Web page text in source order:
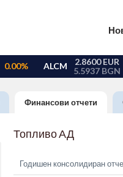
Финансови отчети
Топливо АД
Годишен консолидиран